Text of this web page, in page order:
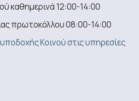
καθημερινά 12:00-14:00
πρωτοκόλλου 08:00-14:00
Κοινού στις υπηρεσίες